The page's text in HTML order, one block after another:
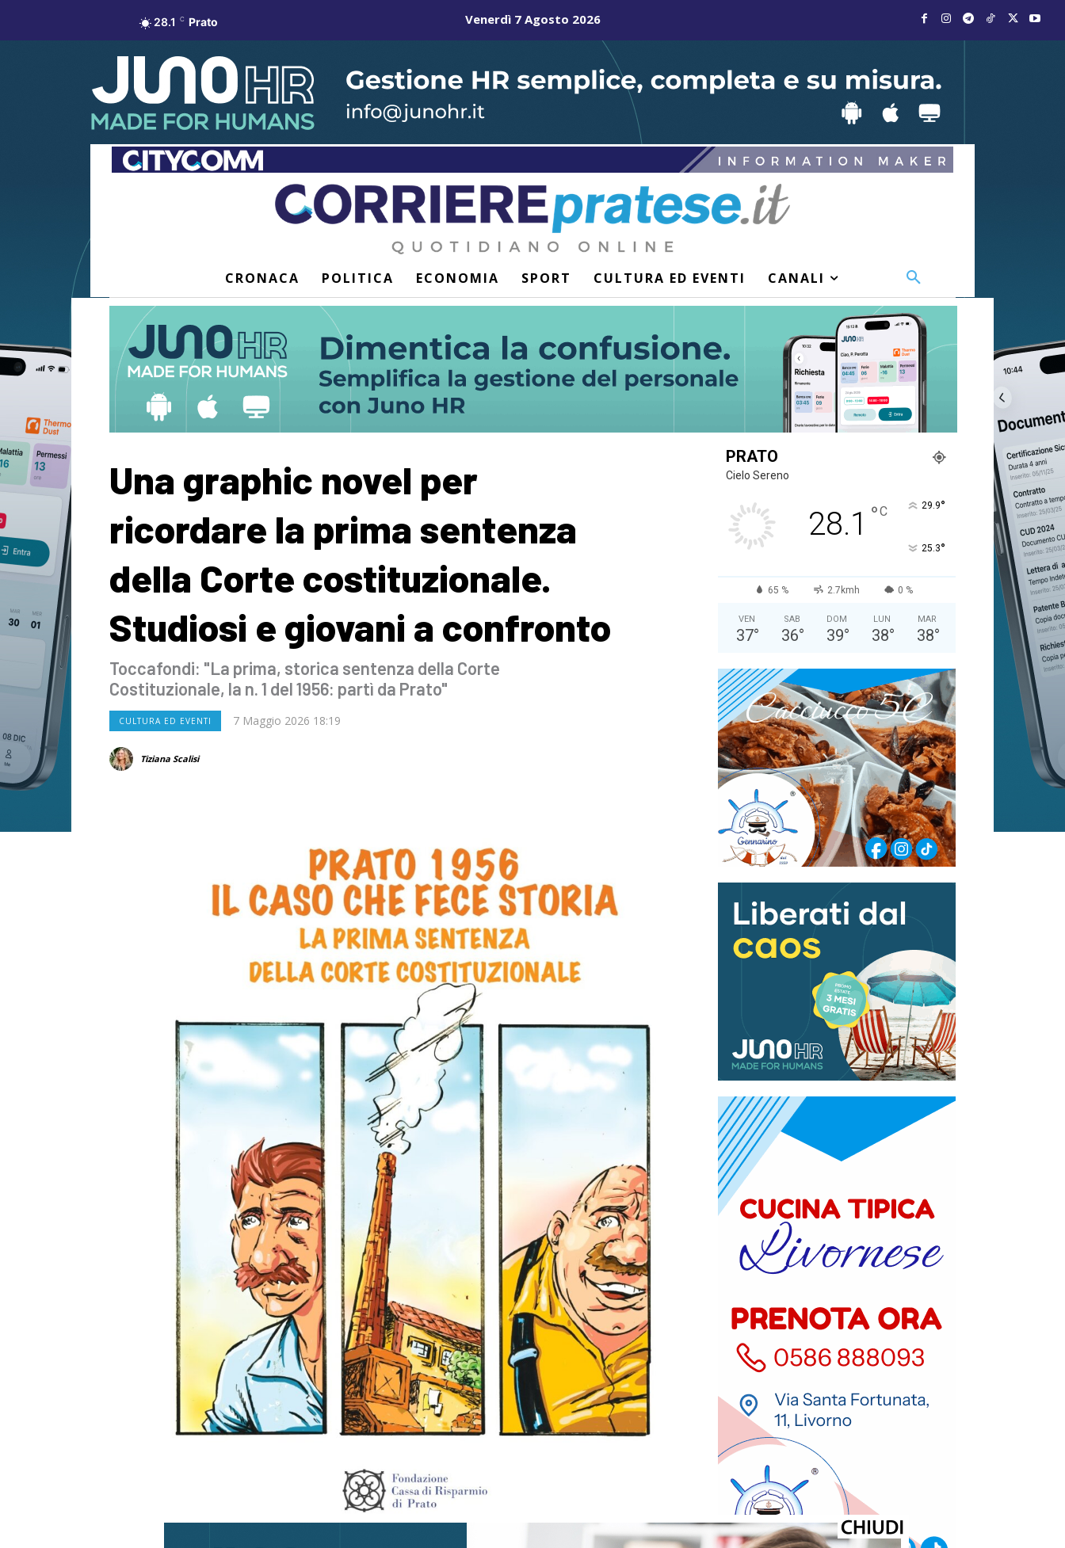
28.1 C Prato Venerdì 7 Agosto 2026
CRONACA POLITICA ECONOMIA SPORT CULTURA ED EVENTI CANALI
Una graphic novel per
ricordare la prima sentenza
della Corte costituzionale.
Studiosi e giovani a confronto
Toccafondi: "La prima, storica sentenza della Corte
Costituzionale, la n. 1 del 1956: partì da Prato"
CULTURA ED EVENTI 7 Maggio 2026 18:19
Tiziana Scalisi
PRATO
Cielo Sereno
28.1 °C 29.9°
25.3°
65 % 2.7kmh 0 %
VEN
37°
SAB
36°
DOM
39°
LUN
38°
MAR
38°